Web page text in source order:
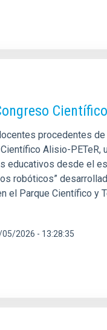
procedentes
Alisio-
educativos desde el
robóticos”
el Parque Científico
05/2026 - 13:28:35